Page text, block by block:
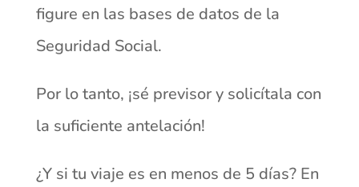
figure en las bases de datos de la
Seguridad Social.
Por lo tanto, ¡sé previsor y solicítala con
la suficiente antelación!
¿Y si tu viaje es en menos de 5 días? En